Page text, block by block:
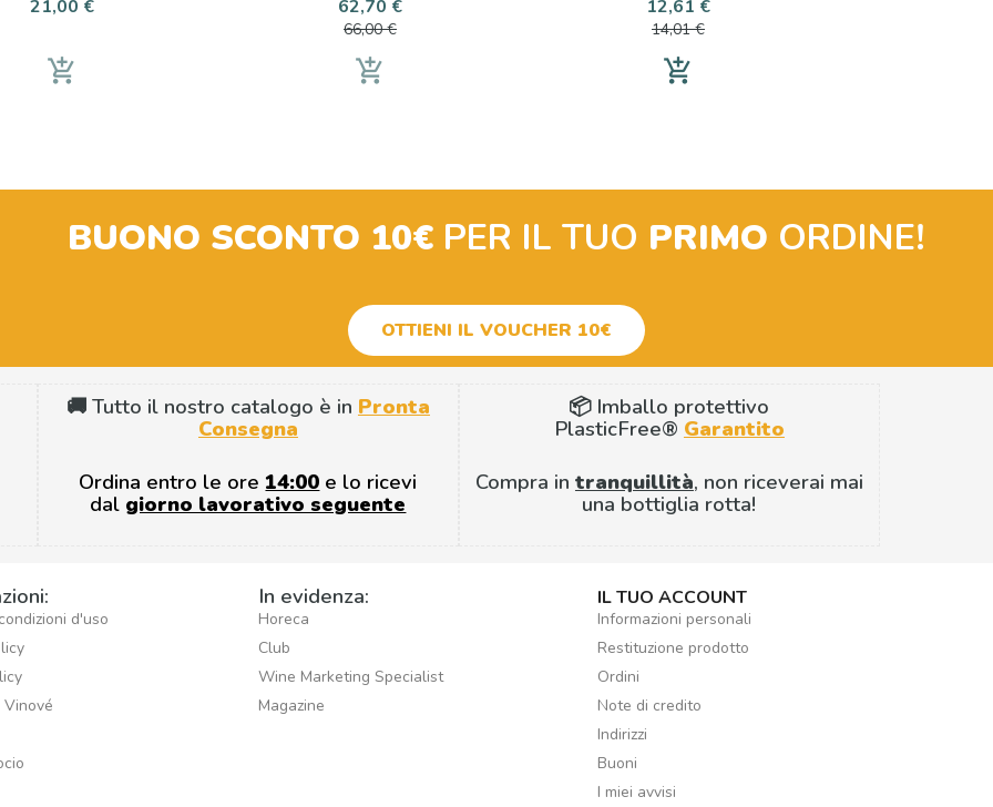
Prezzo
21,00 €
add_shopping_cart
Prezzo
62,70 €Prezzo
66,00 €
add_shopping_cart
Prezzo
12,61 €Prezzo
14,01 €
add_shopping_cart
BUONO SCONTO 10€ PER IL TUO PRIMO ORDINE!
OTTIENI IL VOUCHER 10€
🚚 Tutto il nostro catalogo è in Pronta
Consegna
Ordina entro le ore14:00 e lo ricevi
dal giorno lavorativo seguente
📦 Imballo protettivo
PlasticFree® Garantito
Compra in tranquillità, non riceverai mai
una bottiglia rotta!
d'uso
In evidenza:
Horeca
Club
Wine Marketing Specialist
Magazine
IL TUO ACCOUNT
Informazioni personali
Restituzione prodotto
Ordini
Note di credito
Indirizzi
Buoni
I miei avvisi